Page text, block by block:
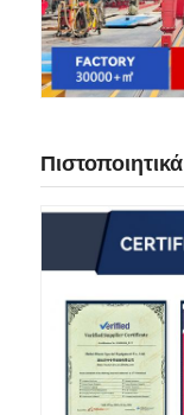
Πιστοποιητικά